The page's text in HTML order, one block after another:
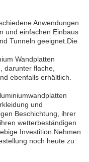
Anwendungen
und einfachen Einbaus
Tunneln geeignet.Die
Wandplatten
darunter flache,
ebenfalls erhältlich.
und
Beschichtung, ihrer
wetterbeständigen
Investition.Nehmen
noch heute zu